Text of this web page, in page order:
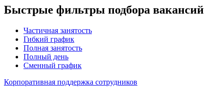
Быстрые фильтры подбора вакансий
Частичная занятость
Гибкий график
Полная занятость
Полный день
Сменный график
Корпоративная поддержка сотрудников